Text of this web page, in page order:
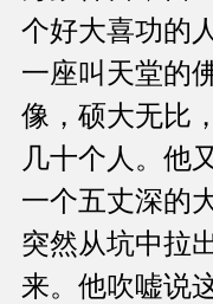
个好大喜功的
一座叫天堂的
像，硕大无比
几十个人。他
一个五丈深的
突然从坑中拉
来。他吹嘘说